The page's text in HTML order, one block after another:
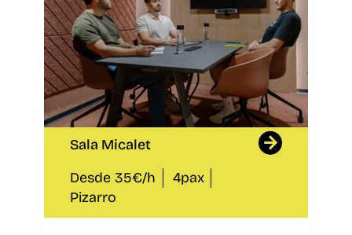
Sala Micalet
Desde 35€/h
4pax
Pizarro